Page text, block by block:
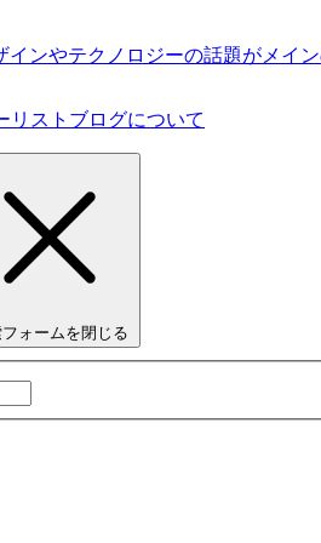
インやテクノロジーの話題がメイ
リスト ブログについて
ォームを閉じる